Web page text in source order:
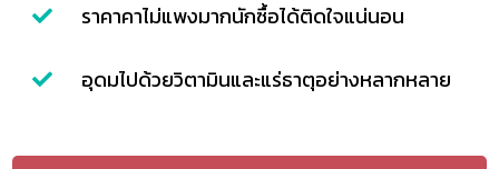
ราคาคาไม่แพงมากนักซื้อได้ติดใจแน่นอน
อุดมไปด้วยวิตามินและแร่ธาตุอย่างหลากหลาย